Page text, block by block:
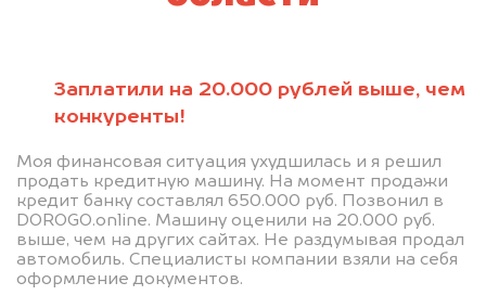
Заплатили на 20.000 рублей выше, чем
конкуренты!
Моя финансовая ситуация ухудшилась и я решил
продать кредитную машину. На момент продажи
кредит банку составлял 650.000 руб. Позвонил в
DOROGO.online. Машину оценили на 20.000 руб.
выше, чем на других сайтах. Не раздумывая продал
автомобиль. Специалисты компании взяли на себя
оформление документов.